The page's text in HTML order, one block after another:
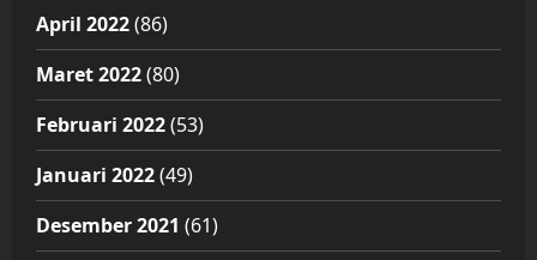
April 2022(86)
Maret 2022(80)
Februari 2022(53)
Januari 2022(49)
Desember 2021 (61)